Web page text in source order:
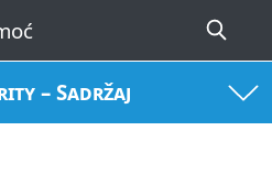
– Sadržaj